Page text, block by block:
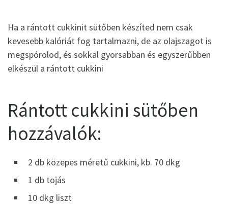
Ha a rántott cukkinit sütőben készíted nem csak
kevesebb kalóriát fog tartalmazni, de az olajszagot is
megspórolod, és sokkal gyorsabban és egyszerűbben
elkészül a rántott cukkini
Rántott cukkini sütőben
hozzávalók:
2 db közepes méretű cukkini, kb. 70 dkg
1 db tojás
10 dkg liszt